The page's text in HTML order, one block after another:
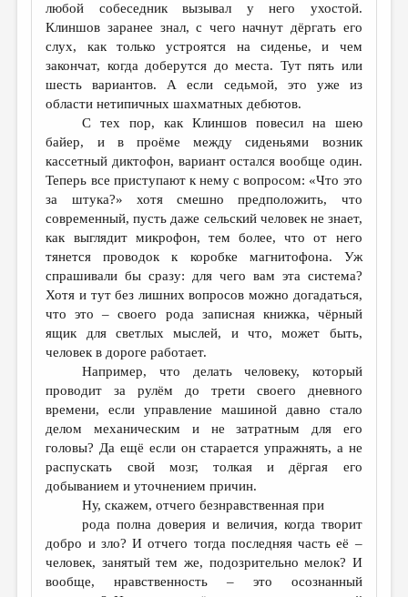
любой собеседник вызывал у него ухостой.
Клиншов заранее знал, с чего начнут дёргать его
слух, как только устроятся на сиденье, и чем
закончат, когда доберутся до места. Тут пять или
шесть вариантов. А если седьмой, это уже из
области нетипичных шахматных дебютов.
С тех пор, как Клиншов повесил на шею
байер, и в проёме между сиденьями возник
кассетный диктофон, вариант остался вообще один.
Теперь все приступают к нему с вопросом: «Что это
за штука?» хотя смешно предположить, что
современный, пусть даже сельский человек не знает,
как выглядит микрофон, тем более, что от него
тянется проводок к коробке магнитофона. Уж
спрашивали бы сразу: для чего вам эта система?
Хотя и тут без лишних вопросов можно догадаться,
что это – своего рода записная книжка, чёрный
ящик для светлых мыслей, и что, может быть,
человек в дороге работает.
Например, что делать человеку, который
проводит за рулём до трети своего дневного
времени, если управление машиной давно стало
делом механическим и не затратным для его
головы? Да ещё если он старается упражнять, а не
распускать свой мозг, толкая и дёргая его
добыванием и уточнением причин.
Ну, скажем, отчего безнравственная при
рода полна доверия и величия, когда творит
добро и зло? И отчего тогда последняя часть её –
человек, занятый тем же, подозрительно мелок? И
вообще, нравственность – это осознанный